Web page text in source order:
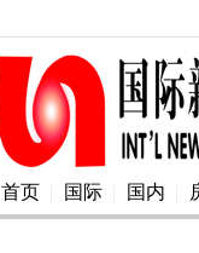
首页 国际 国内